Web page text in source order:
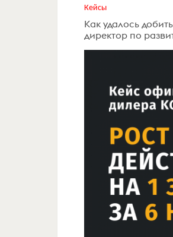
Кейсы
Как удалось
директор по